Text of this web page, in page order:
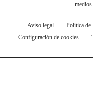
medios
Aviso legal Política de
Configuración de cookies